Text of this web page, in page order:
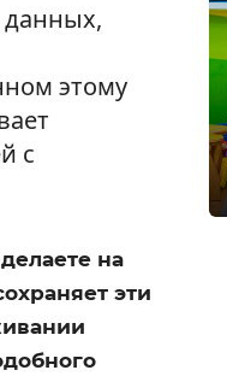
данных,
этому
с
на
эти